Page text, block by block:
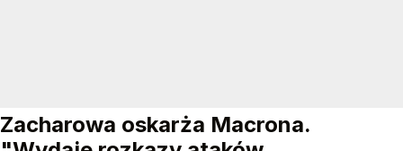
Zacharowa oskarża Macrona.